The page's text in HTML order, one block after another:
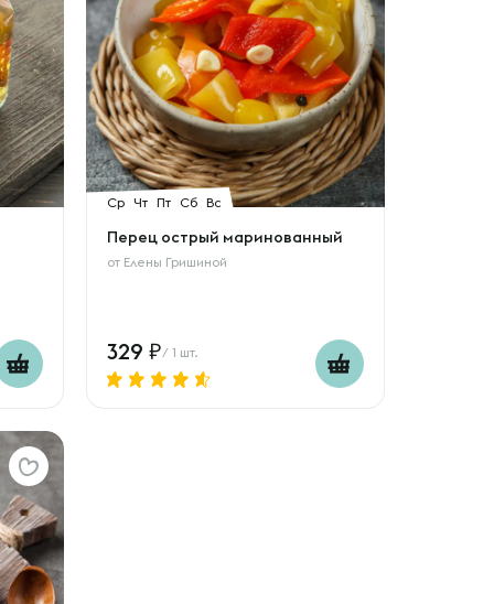
Ср Чт Пт Сб Вс
Перец острый маринованный
от Елены Гришиной
329 / 1 шт.